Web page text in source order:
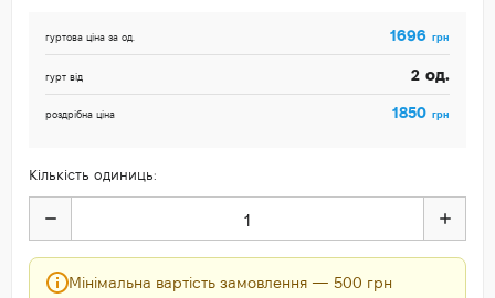
гуртова ціна за од. 1696 грн
гурт від 2 од.
роздрібна ціна 1850 грн
Кількість одиниць:
Мінімальна вартість замовлення — 500 грн